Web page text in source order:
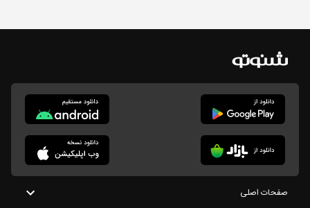
صفحات اصلی